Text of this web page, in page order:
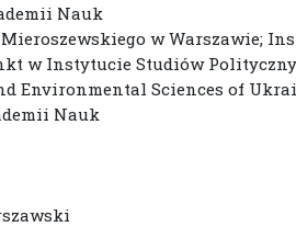
Nauk
w Warszawie;
w Instytucie Studiów
Environmental Sciences of
Nauk